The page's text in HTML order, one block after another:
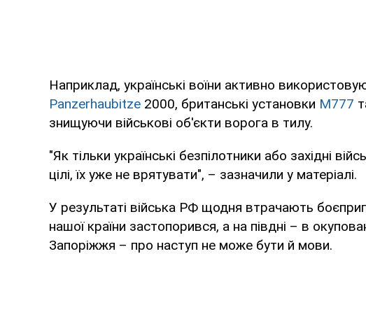
Наприклад, українські воїни активно
Panzerhaubitze 2000, британські установки M777
знищуючи військові об'єкти ворога в тилу.
"Як тільки українські безпілотники або західні
цілі, їх уже не врятувати", – зазначили у матеріалі.
У результаті війська РФ щодня втрачають
нашої країни застопорився, а на півдні – в
Запоріжжя – про наступ не може бути й мови.